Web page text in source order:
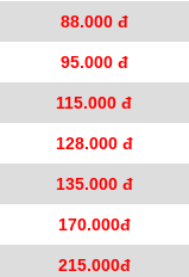
88.000 đ
95.000 đ
115.000 đ
128.000 đ
135.000 đ
170.000đ
215.000đ